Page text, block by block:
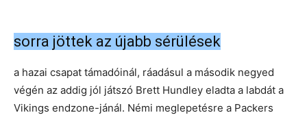
sorra jöttek az újabb sérülések
a hazai csapat támadóinál, ráadásul a második negyed
végén az addig jól játszó Brett Hundley eladta a labdát a
Vikings endzone-jánál. Némi meglepetésre a Packers